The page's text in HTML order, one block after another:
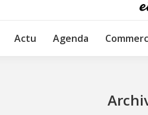
Actu Agenda